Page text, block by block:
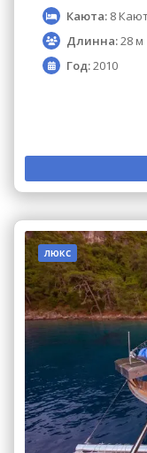
Каюта: 8
Длинна:28 м
Год:2010
люкс